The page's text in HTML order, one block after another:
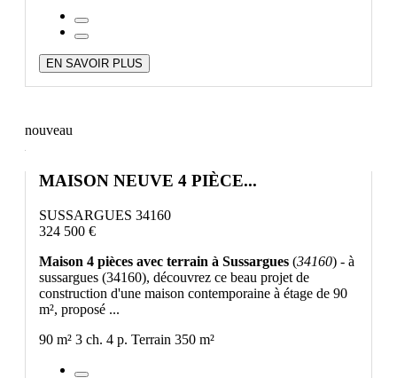
EN SAVOIR PLUS
nouveau
MAISON NEUVE 4 PIÈCE...
SUSSARGUES 34160
324 500 €
Maison 4 pièces avec terrain à Sussargues (34160) - à
sussargues (34160), découvrez ce beau projet de
construction d'une maison contemporaine à étage de 90
m², proposé ...
90 m² 3 ch. 4 p. Terrain 350 m²